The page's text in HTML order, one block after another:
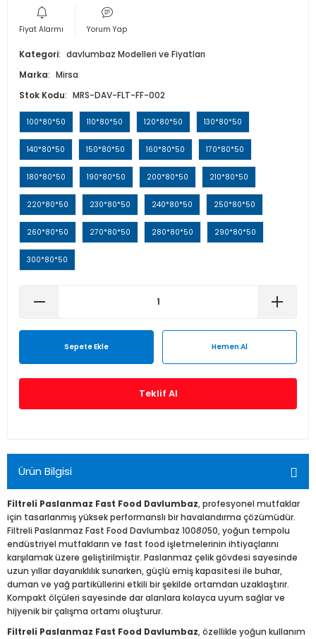
Elektrostatik Filtreler
Fiyat Alarmı Yorum Yap
Kategori
davlumbaz Modelleri ve Fiyatları
Marka
Mirsa
Stok Kodu
MRS-DAV-FLT-FF-002
100*80*50 110*80*50 120*80*50 130*80*50
140*80*50 150*80*50 160*80*50 170*80*50
180*80*50 190*80*50 200*80*50 210*80*50
220*80*50 230*80*50 240*80*50 250*80*50
260*80*50 270*80*50 280*80*50 290*80*50
300*80*50
Sepete Ekle Hemen Al
Teklif Al
Ürün Bilgisi
Filtreli Paslanmaz Fast Food Davlumbaz, profesyonel mutfaklar
için tasarlanmış yüksek performanslı bir havalandırma çözümüdür.
Filtreli Paslanmaz Fast Food Davlumbaz 1008050, yoğun tempolu
endüstriyel mutfakların ve fast food işletmelerinin ihtiyaçlarını
karşılamak üzere geliştirilmiştir. Paslanmaz çelik gövdesi sayesinde
uzun yıllar dayanıklılık sunarken, güçlü emiş kapasitesi ile buhar,
duman ve yağ partiküllerini etkili bir şekilde ortamdan uzaklaştırır.
Kompakt ölçüleri sayesinde dar alanlara kolayca uyum sağlar ve
hijyenik bir çalışma ortamı oluşturur.
Filtreli Paslanmaz Fast Food Davlumbaz, özellikle yoğun kullanım